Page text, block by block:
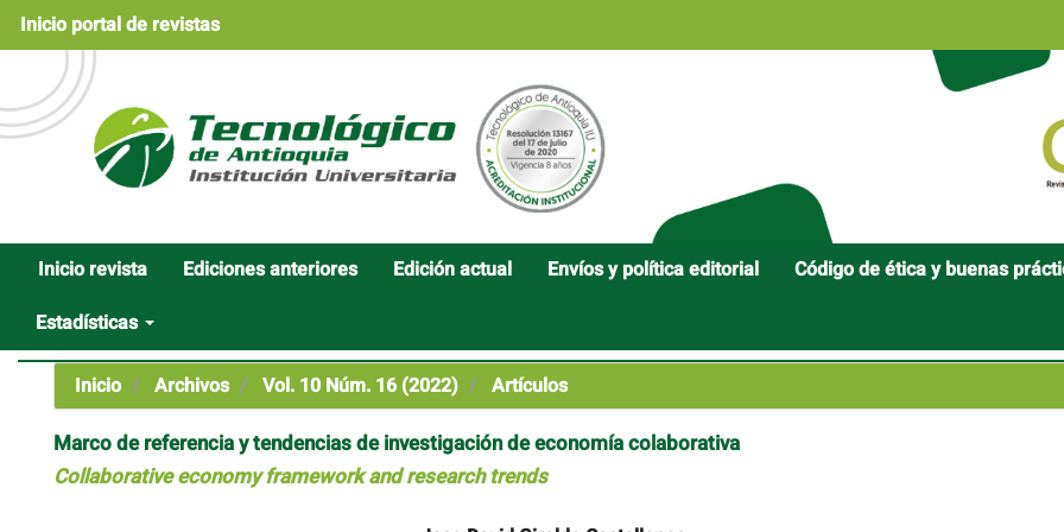
Navegación
principal
Contenido
principal
Barra
lateral
Inicio portal de revistas
Inicio revista Ediciones anteriores Edición actual Envíos y política editorial Código de ética y buenas
Estadísticas
Inicio
Archivos Vol. 10 Núm. 16 (2022) Artículos
Marco de referencia y tendencias de investigación de economía colaborativa
Collaborative economy framework and research trends